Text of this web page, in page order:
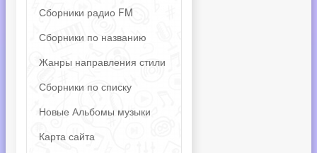
Сборники радио FM
Сборники по названию
Жанры направления стили
Сборники по списку
Новые Альбомы музыки
Карта сайта